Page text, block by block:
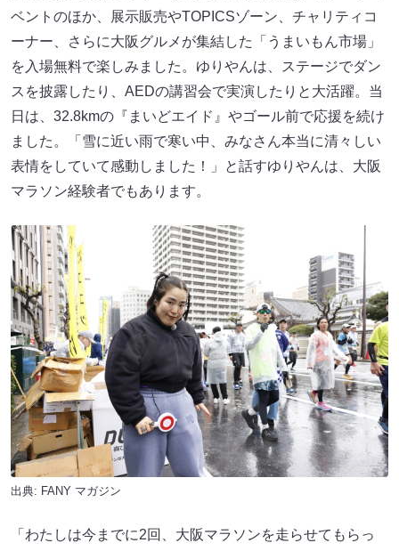
ベントのほか、展示販売やTOPICSゾーン、チャリティコ
ーナー、さらに大阪グルメが集結した「うまいもん市場」
を入場無料で楽しみました。ゆりやんは、ステージでダン
スを披露したり、AEDの講習会で実演したりと大活躍。当
日は、32.8kmの『まいどエイド』やゴール前で応援を続け
ました。「雪に近い雨で寒い中、みなさん本当に清々しい
表情をしていて感動しました！」と話すゆりやんは、大阪
マラソン経験者でもあります。
出典: FANY マガジン
「わたしは今までに2回、大阪マラソンを走らせてもらっ